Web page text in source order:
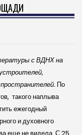
с ВДНХ на
По
такого наплыва
ежегодный
и духовного